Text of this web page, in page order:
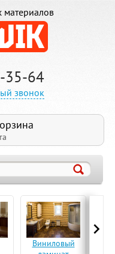
материалов
35-64
звонок
Виниловый